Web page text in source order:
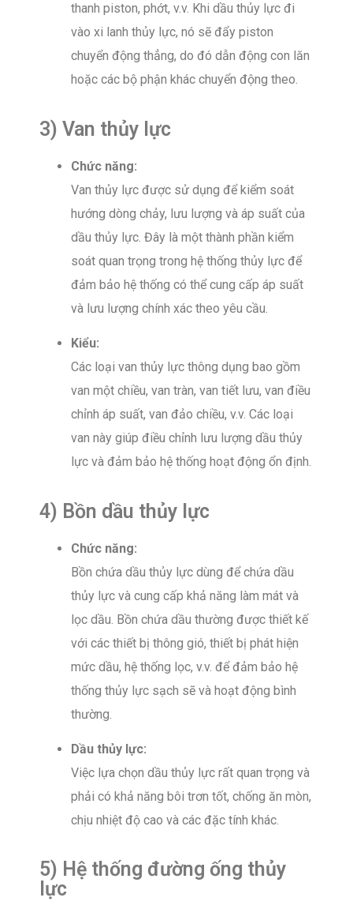
thanh piston, phớt, v.v. Khi dầu thủy lực đi
vào xi lanh thủy lực, nó sẽ đẩy piston
chuyển động thẳng, do đó dẫn động con lăn
hoặc các bộ phận khác chuyển động theo.
3) Van thủy lực
Chức năng:
Van thủy lực được sử dụng để kiểm soát
hướng dòng chảy, lưu lượng và áp suất của
dầu thủy lực. Đây là một thành phần kiểm
soát quan trọng trong hệ thống thủy lực để
đảm bảo hệ thống có thể cung cấp áp suất
và lưu lượng chính xác theo yêu cầu.
Kiểu:
Các loại van thủy lực thông dụng bao gồm
van một chiều, van tràn, van tiết lưu, van điều
chỉnh áp suất, van đảo chiều, v.v. Các loại
van này giúp điều chỉnh lưu lượng dầu thủy
lực và đảm bảo hệ thống hoạt động ổn định.
4) Bồn dầu thủy lực
Chức năng:
Bồn chứa dầu thủy lực dùng để chứa dầu
thủy lực và cung cấp khả năng làm mát và
lọc dầu. Bồn chứa dầu thường được thiết kế
với các thiết bị thông gió, thiết bị phát hiện
mức dầu, hệ thống lọc, v.v. để đảm bảo hệ
thống thủy lực sạch sẽ và hoạt động bình
thường.
Dầu thủy lực:
Việc lựa chọn dầu thủy lực rất quan trọng và
phải có khả năng bôi trơn tốt, chống ăn mòn,
chịu nhiệt độ cao và các đặc tính khác.
5) Hệ thống đường ống thủy
lực